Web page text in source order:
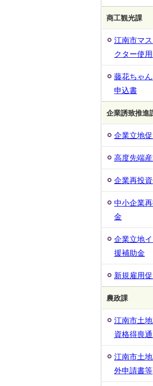
商工観光課
江南市マ
クター使
藤花ちゃ
申込書
企業誘致推進
企業立地
高度先端
企業再投
中小企業
金
企業立地
援補助金
新規雇用
農政課
江南市土
資格得喪
江南市土
外申請書等